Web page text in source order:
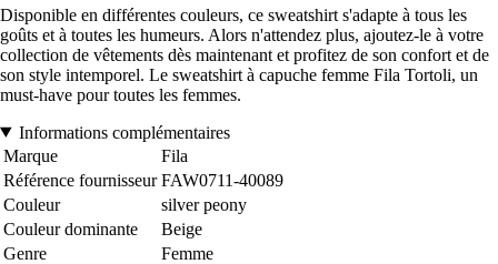
Disponible en différentes couleurs, ce sweatshirt s'adapte à tous les
goûts et à toutes les humeurs. Alors n'attendez plus, ajoutez-le à votre
collection de vêtements dès maintenant et profitez de son confort et de
son style intemporel. Le sweatshirt à capuche femme Fila Tortoli, un
must-have pour toutes les femmes.
Informations complémentaires
Marque
Fila
Référence fournisseur FAW0711-40089
Couleur
silver peony
Couleur dominante
Beige
Genre
Femme